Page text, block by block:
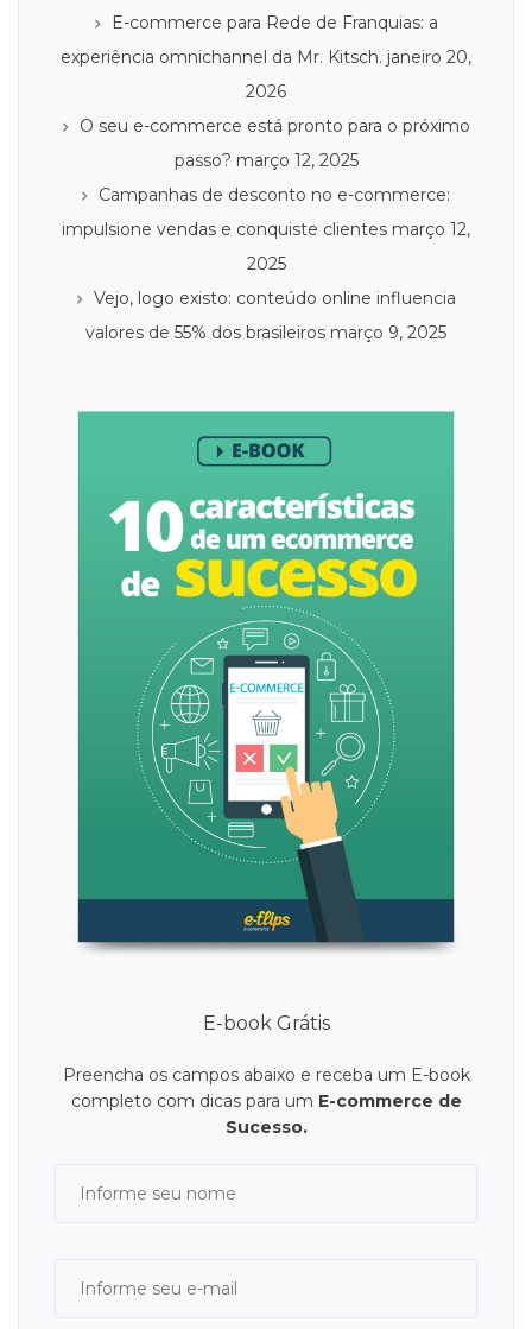
E-commerce para Rede de Franquias: a
experiência omnichannel da Mr. Kitsch. janeiro 20,
2026
O seu e-commerce está pronto para o próximo
passo? março 12, 2025
Campanhas de desconto no e-commerce:
impulsione vendas e conquiste clientes março 12,
2025
Vejo, logo existo: conteúdo online influencia
valores de 55% dos brasileiros março 9, 2025
E-book Grátis
Preencha os campos abaixo e receba um E-book
completo com dicas para um E-commerce de
Sucesso.